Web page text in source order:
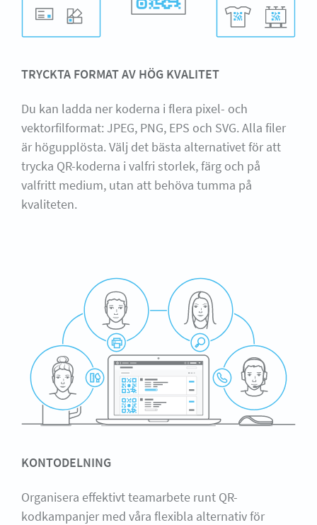
TRYCKTA FORMAT AV HÖG KVALITET
Du kan ladda ner koderna i flera pixel- och
vektorfilformat: JPEG, PNG, EPS och SVG. Alla filer
är högupplösta. Välj det bästa alternativet för att
trycka QR-koderna i valfri storlek, färg och på
valfritt medium, utan att behöva tumma på
kvaliteten.
KONTODELNING
Organisera effektivt teamarbete runt QR-
kodkampanjer med våra flexibla alternativ för